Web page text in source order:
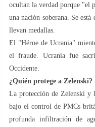
ocultan la verdad porque "el
una nación soberana. Se
llevan medallas.
El "Héroe de Ucrania"
el fraude. Ucrania fue
Occidente.
¿Quién protege a Zelenski?
La protección de Zelenski y
bajo el control de PMCs
profunda infiltración de